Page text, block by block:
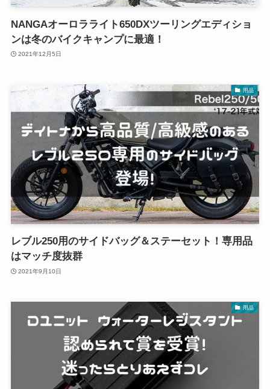
NANGAオーロラライト650DXツーリングエディショ
ンは冬のバイクキャンプに最適！
2021年12月5日
用品
レブル250用のサイドバッグ＆ステーセット！専用品
はマッチ度抜群
2021年9月10日
用品